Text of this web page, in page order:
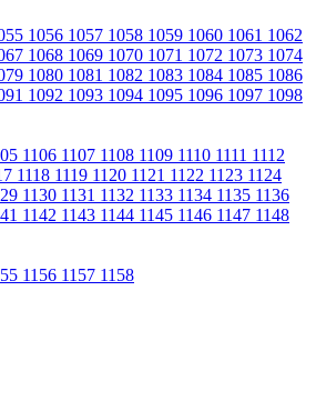
1056 1057 1058 1059 1060 1061 1062
1068 1069 1070 1071 1072 1073 1074
1080 1081 1082 1083 1084 1085 1086
1092 1093 1094 1095 1096 1097 1098
1106 1107 1108 1109 1110 1111 1112
1118 1119 1120 1121 1122 1123 1124
1130 1131 1132 1133 1134 1135 1136
1142 1143 1144 1145 1146 1147 1148
1156 1157 1158